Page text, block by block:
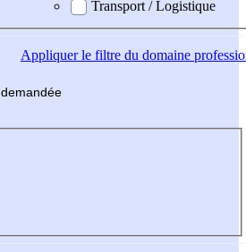
Transport / Logistique
Appliquerle filtre du domaine
demandée